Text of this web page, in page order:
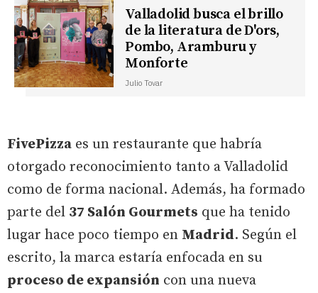
Valladolid busca el brillo
de la literatura de D'ors,
Pombo, Aramburu y
Monforte
Julio Tovar
FivePizza es un restaurante que habría
otorgado reconocimiento tanto a Valladolid
como de forma nacional. Además, ha formado
parte del 37 Salón Gourmets que ha tenido
lugar hace poco tiempo en Madrid. Según el
escrito, la marca estaría enfocada en su
proceso de expansión con una nueva